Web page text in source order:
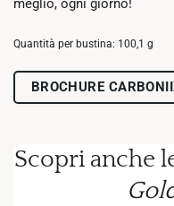
meglio, ogni giorno!
Quantità per bustina: 100,1 g
BROCHURE
Scopri anche